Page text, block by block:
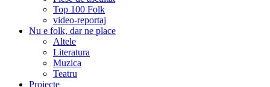
Top 100 Folk
video-reportaj
Nu e folk, dar ne place
Altele
Literatura
Muzica
Teatru
Proiecte